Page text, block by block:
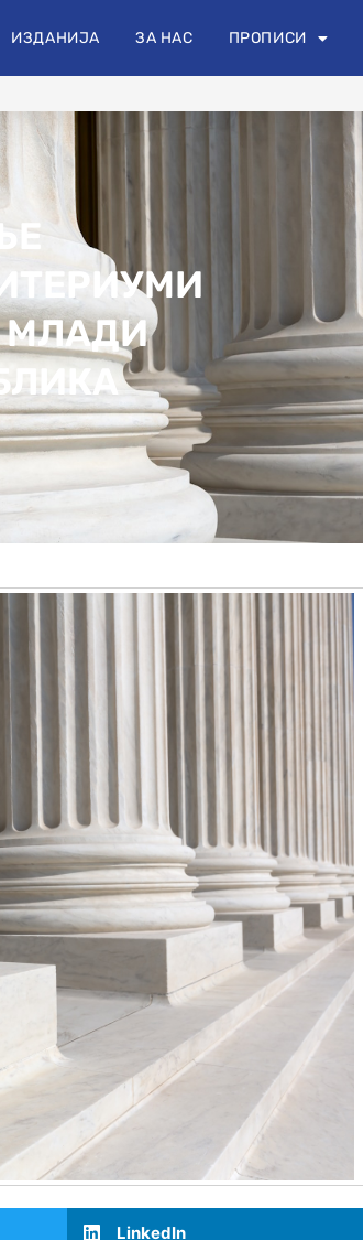
ИЗДАНИЈА ЗА НАС ПРОПИСИ
МЛАДИ
LinkedIn